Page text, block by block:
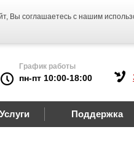
Вы соглашаетесь с нашим
График работы
пн-пт 10:00-18:00
Услуги Поддержка